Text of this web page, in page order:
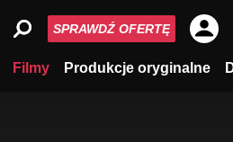
Filmy Produkcje oryginalne
SPRAWDŹ OFERTĘ